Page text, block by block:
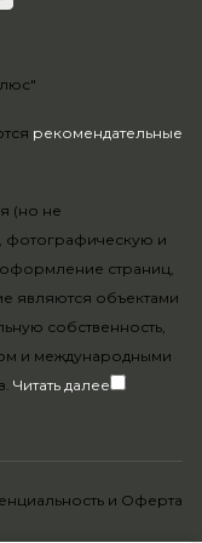
рекомендательные
(но не
фотографическую и
страниц,
являются объектами
собственность,
и международными
Читать далее
и Оферта